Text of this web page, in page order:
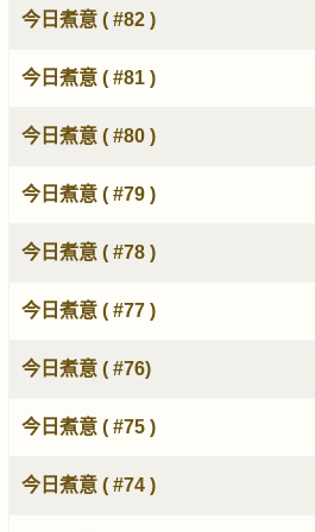
今日煮意 ( #82 )
今日煮意 ( #81 )
今日煮意 ( #80 )
今日煮意 ( #79 )
今日煮意 ( #78 )
今日煮意 ( #77 )
今日煮意 ( #76)
今日煮意 ( #75 )
今日煮意 ( #74 )